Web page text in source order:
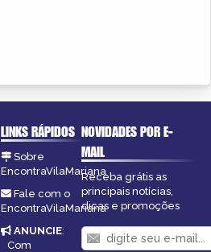
LINKS RÁPIDOS
Sobre
EncontraVilaMariana
Fale com o
EncontraVilaMariana
ANUNCIE:
Com
NOVIDADES POR E-
MAIL
Receba grátis as
principais notícias,
dicas e promoções